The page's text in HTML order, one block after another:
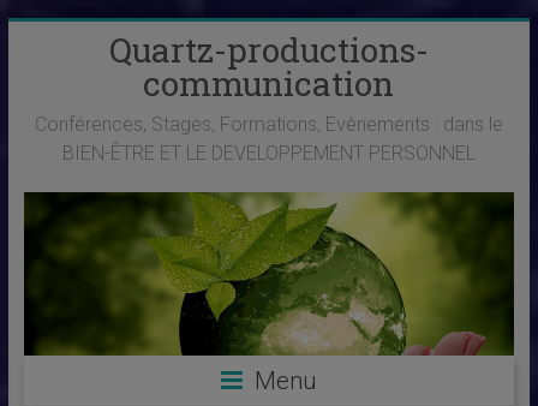
Quartz-productions-
communication
Conférences, Stages, Formations, Evènements : dans le
BIEN-ÊTRE ET LE DEVELOPPEMENT PERSONNEL
Menu